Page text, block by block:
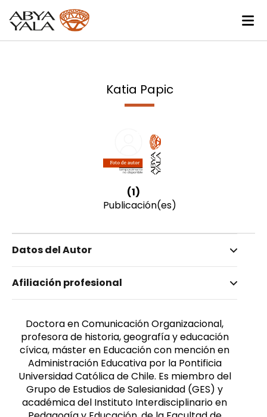
Katia Papic
(1)
Publicación(es)
Datos del Autor
Papic, Katia
Femenino
Afiliación profesional
Doctora en Comunicación Organizacional,
profesora de historia, geografía y educación
cívica, máster en Educación con mención en
Administración Educativa por la Pontificia
Universidad Católica de Chile. Es miembro del
Grupo de Estudios de Salesianidad (GES) y
académica del Instituto Interdisciplinario en